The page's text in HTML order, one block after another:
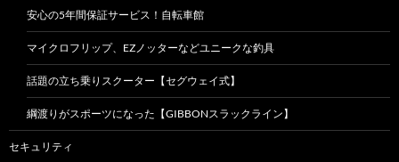
安心の5年間保証サービス！自転車館
マイクロフリップ、EZノッターなどユニークな釣具
話題の立ち乗りスクーター【セグウェイ式】
綱渡りがスポーツになった【GIBBONスラックライン】
セキュリティ